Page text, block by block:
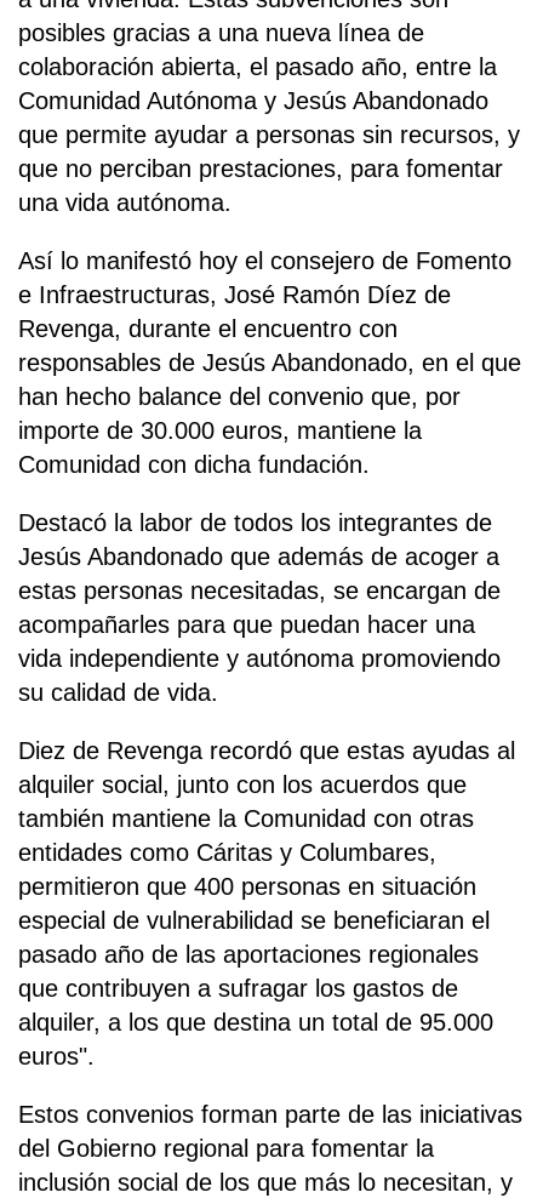
posibles gracias a una nueva línea de
colaboración abierta, el pasado año, entre la
Comunidad Autónoma y Jesús Abandonado
que permite ayudar a personas sin recursos, y
que no perciban prestaciones, para fomentar
una vida autónoma.
Así lo manifestó hoy el consejero de Fomento
e Infraestructuras, José Ramón Díez de
Revenga, durante el encuentro con
responsables de Jesús Abandonado, en el que
han hecho balance del convenio que, por
importe de 30.000 euros, mantiene la
Comunidad con dicha fundación.
Destacó la labor de todos los integrantes de
Jesús Abandonado que además de acoger a
estas personas necesitadas, se encargan de
acompañarles para que puedan hacer una
vida independiente y autónoma promoviendo
su calidad de vida.
Diez de Revenga recordó que estas ayudas al
alquiler social, junto con los acuerdos que
también mantiene la Comunidad con otras
entidades como Cáritas y Columbares,
permitieron que 400 personas en situación
especial de vulnerabilidad se beneficiaran el
pasado año de las aportaciones regionales
que contribuyen a sufragar los gastos de
alquiler, a los que destina un total de 95.000
euros".
Estos convenios forman parte de las iniciativas
del Gobierno regional para fomentar la
inclusión social de los que más lo necesitan, y